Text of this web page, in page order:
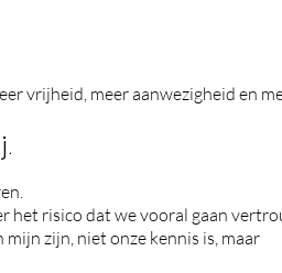
vrijheid, meer aanwezigheid en
het risico dat we vooral gaan
zijn, niet onze kennis is, maar